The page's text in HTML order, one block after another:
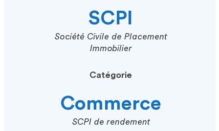
SCPI
Société Civile de Placement
Immobilier
Catégorie
Commerce
SCPI de rendement